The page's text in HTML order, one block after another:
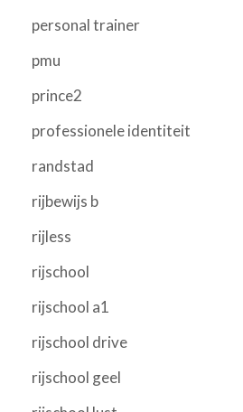
personal trainer
pmu
prince2
professionele identiteit
randstad
rijbewijs b
rijless
rijschool
rijschool a1
rijschool drive
rijschool geel